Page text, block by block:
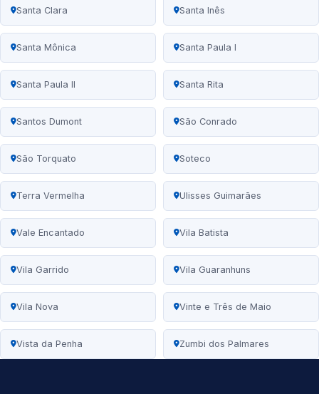
Santa Clara Santa Inês
Santa Mônica Santa Paula I
Santa Paula II Santa Rita
Santos Dumont São Conrado
São Torquato Soteco
Terra Vermelha Ulisses Guimarães
Vale Encantado Vila Batista
Vila Garrido Vila Guaranhuns
Vila Nova Vinte e Três de Maio
Vista da Penha Zumbi dos Palmares